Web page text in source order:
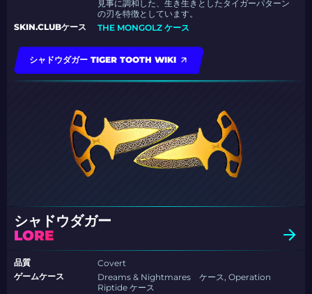
見事に調和した、生き生きとしたタイガーパターン
の刃を特徴としています。
SKIN.CLUBケース
THE MONGOLZ ケース
シャドウダガー TIGER TOOTH WIKI
シャドウダガー
LORE
品質
Covert
ゲームケース
Dreams & Nightmares ケース, Operation
Riptide ケース